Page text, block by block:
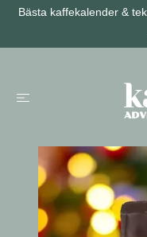
Bästa kaffekalender &